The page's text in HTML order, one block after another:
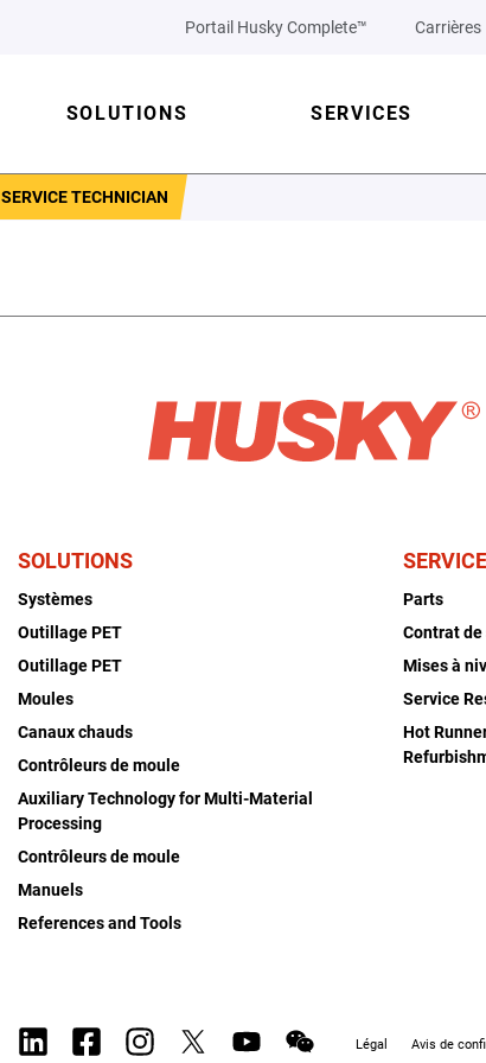
Portail Husky Complete™ Carrières
SOLUTIONS SERVICES
SERVICE TECHNICIAN
SOLUTIONS
Systèmes
Outillage PET
Outillage PET
Moules
Canaux chauds
Contrôleurs de moule
Auxiliary Technology for Multi-Material
Processing
Contrôleurs de moule
Manuels
References and Tools
Parts
Contrat
Mises à
Service
Hot
Légal Avis de